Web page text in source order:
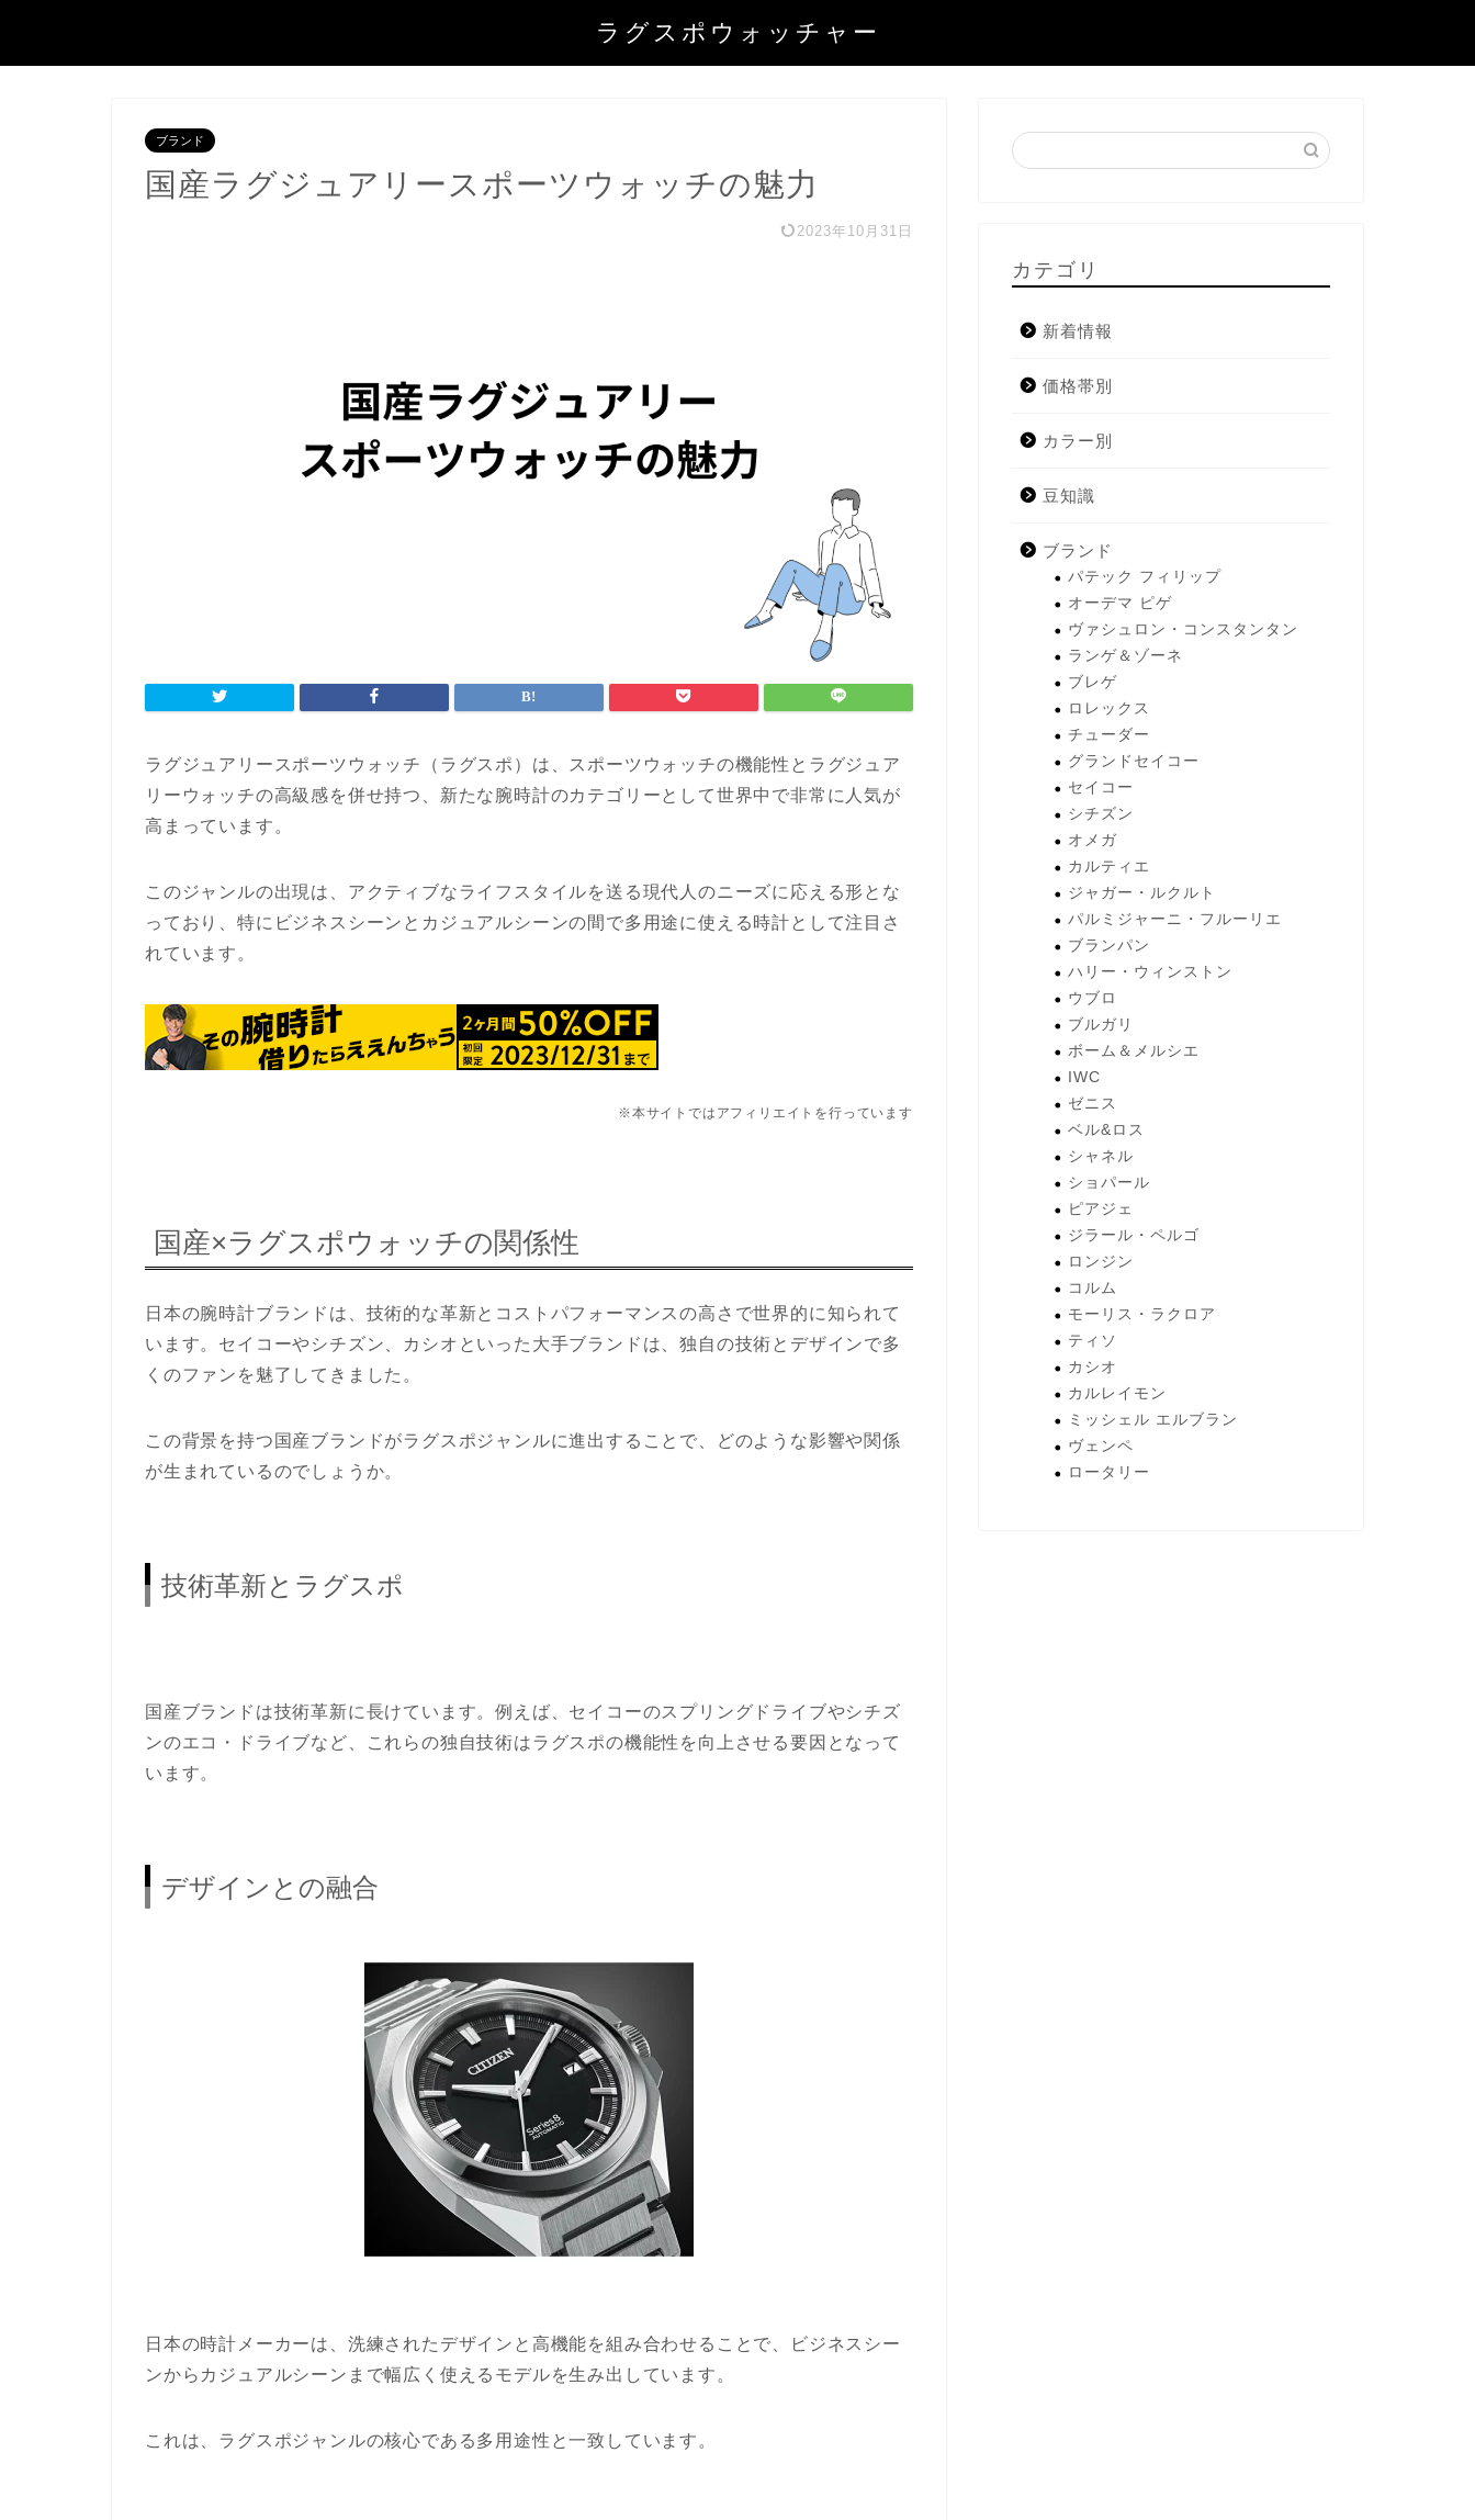
ラグスポウォッチャー
ブランド
国産ラグジュアリースポーツウォッチの魅力
2023年10月31日
ラグジュアリースポーツウォッチ（ラグスポ）は、スポーツウォッチの機能性とラグジュア
リーウォッチの高級感を併せ持つ、新たな腕時計のカテゴリーとして世界中で非常に人気が
高まっています。
このジャンルの出現は、アクティブなライフスタイルを送る現代人のニーズに応える形とな
っており、特にビジネスシーンとカジュアルシーンの間で多用途に使える時計として注目さ
れています。
※本サイトではアフィリエイトを行っています
国産×ラグスポウォッチの関係性
日本の腕時計ブランドは、技術的な革新とコストパフォーマンスの高さで世界的に知られて
います。セイコーやシチズン、カシオといった大手ブランドは、独自の技術とデザインで多
くのファンを魅了してきました。
この背景を持つ国産ブランドがラグスポジャンルに進出することで、どのような影響や関係
が生まれているのでしょうか。
技術革新とラグスポ
国産ブランドは技術革新に長けています。例えば、セイコーのスプリングドライブやシチズ
ンのエコ・ドライブなど、これらの独自技術はラグスポの機能性を向上させる要因となって
います。
デザインとの融合
日本の時計メーカーは、洗練されたデザインと高機能を組み合わせることで、ビジネスシー
ンからカジュアルシーンまで幅広く使えるモデルを生み出しています。
これは、ラグスポジャンルの核心である多用途性と一致しています。
カテゴリ
新着情報
価格帯別
カラー別
豆知識
ブランド
パテック フィリップ
オーデマ ピゲ
ヴァシュロン・コンスタンタン
ランゲ＆ゾーネ
ブレゲ
ロレックス
チューダー
グランドセイコー
セイコー
シチズン
オメガ
カルティエ
ジャガー・ルクルト
パルミジャーニ・フルーリエ
ブランパン
ハリー・ウィンストン
ウブロ
ブルガリ
ボーム＆メルシエ
IWC
ゼニス
ベル&ロス
シャネル
ショパール
ピアジェ
ジラール・ペルゴ
ロンジン
コルム
モーリス・ラクロア
ティソ
カシオ
カルレイモン
ミッシェル エルブラン
ヴェンペ
ロータリー